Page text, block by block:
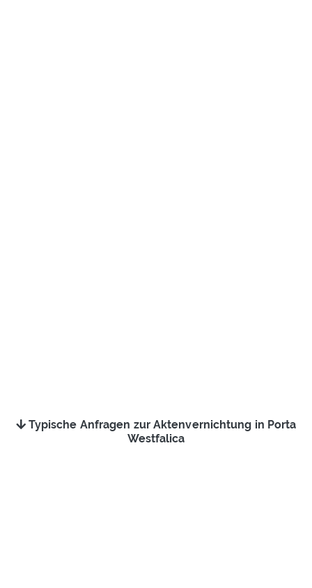
Typische Anfragen zur Aktenvernichtung in Porta
Westfalica